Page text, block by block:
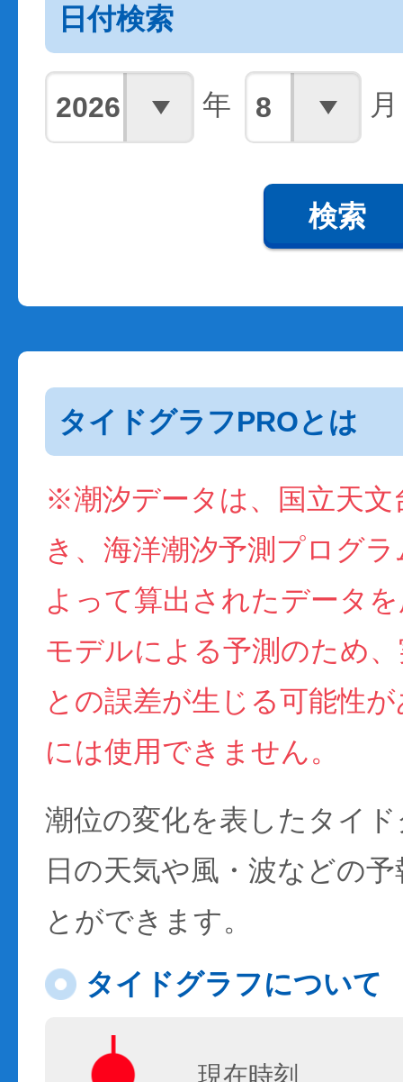
日付検索
年 月
検索
タイドグラフPROとは
※潮汐データは、国立天文
き、海洋潮汐予測プログ
よって算出されたデータ
モデルによる予測のため
との誤差が生じる可能性
には使用できません。
潮位の変化を表したタイ
日の天気や風・波などの
とができます。
タイドグラフについて
現在時刻